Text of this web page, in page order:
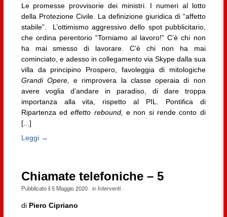
Le promesse provvisorie dei ministri. I numeri al lotto
della Protezione Civile. La definizione giuridica di “affetto
stabile”. L’ottimismo aggressivo dello spot pubblicitario,
che ordina perentorio “Torniamo al lavoro!” C’è chi non
ha mai smesso di lavorare. C’è chi non ha mai
cominciato, e adesso in collegamento via Skype dalla sua
villa da principino Prospero, favoleggia di mitologiche
Grandi Opere,
e rimprovera la classe operaia di non
avere voglia d’andare in paradiso, di dare troppa
importanza alla vita, rispetto al PIL. Pontifica di
Ripartenza edeffetto rebound,e non si rende conto di
[...]
Leggi →
Chiamate telefoniche – 5
Pubblicato il5 Maggio 2020· in Interventi·
di Piero Cipriano